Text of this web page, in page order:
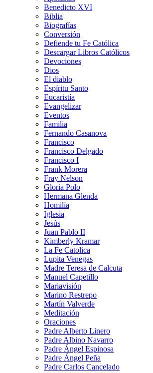
Benedicto XVI
Biblia
Biografías
Conversión
Defiende tu Fe Católica
Descargar Libros Católicos
Devociones
Dios
El diablo
Espíritu Santo
Eucaristía
Evangelizar
Eventos
Familia
Fernando Casanova
Francisco
Francisco Delgado
Francisco I
Frank Morera
Fray Nelson
Gloria Polo
Hermana Glenda
Homilía
Iglesia
Jesús
Juan Pablo II
Kimberly Kramar
La Fe Catolica
Lupita Venegas
Madre Teresa de Calcuta
Manuel Capetillo
Mariavisión
Marino Restrepo
Martín Valverde
Meditación
Oraciones
Padre Alberto Linero
Padre Albino Navarro
Padre Ángel Espinosa
Padre Ángel Peña
Padre Carlos Cancelado